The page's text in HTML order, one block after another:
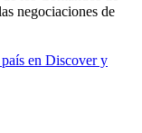
negociaciones de
en Discover y